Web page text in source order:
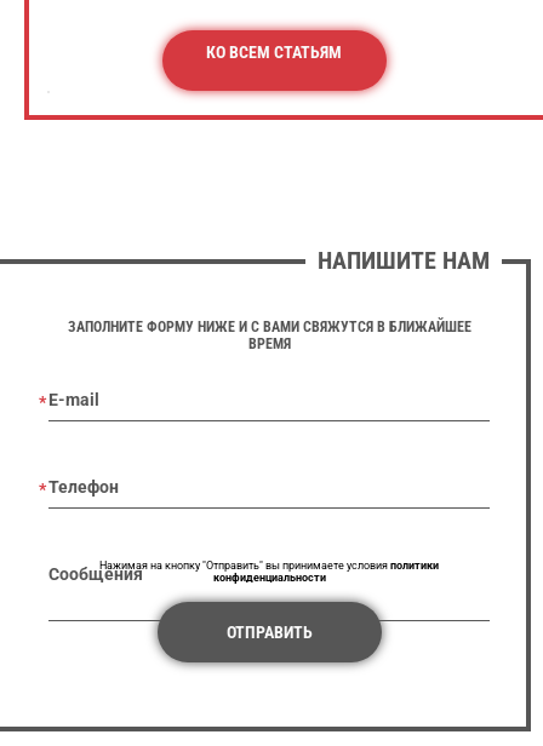
КО ВСЕМ СТАТЬЯМ
НАПИШИТЕ НАМ
ЗАПОЛНИТЕ ФОРМУ НИЖЕ И С ВАМИ СВЯЖУТСЯ В БЛИЖАЙШЕЕ
ВРЕМЯ
E-mail
Телефон
СообщенияНажимая на кнопку "Отправить" вы принимаете условия политики
конфиденциальности
ОТПРАВИТЬ